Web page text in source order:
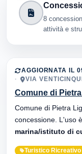
8
attività e
AGGIORNATA IL
VIA
Comune di
Comune di Pietra
concessione. L'uso è
marina/istituto di
Turistico Ricreativo